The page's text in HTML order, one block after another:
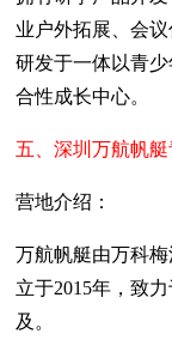
业户外拓展、会
研发于一体以青
合性成长中心。
五、深圳万航帆
营地介绍：
万航帆艇由万科
立于2015年，致
及。